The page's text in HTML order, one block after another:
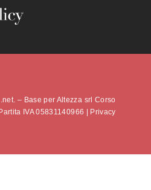
– Base per Altezza srl Corso
IVA 05831140966 |
Privacy